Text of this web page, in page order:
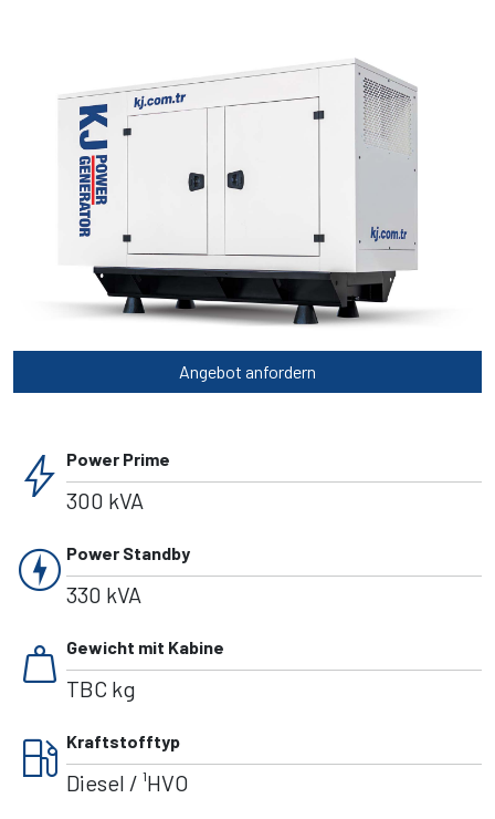
Angebot anfordern
bolt Power Prime
300 kVA
charger Power Standby
330 kVA
weight Gewicht mit Kabine
TBC kg
local_gas_station Kraftstofftyp
Diesel / ¹HVO